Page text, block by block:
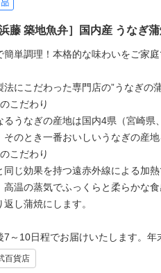
浜藤 築地魚弁］国内産 うなぎ
簡単調理！本格的な味わいをご家
法にこだわった専門店の”うなぎの
こだわり
るうなぎの産地は国内4県（宮崎県
そのとき一番おいしいうなぎの産地
こだわり
同じ効果を持つ遠赤外線による加
高温の蒸気でふっくらと柔らかな
返し蒲焼にします。
7～10日程でお届けいたします。年
百貨店